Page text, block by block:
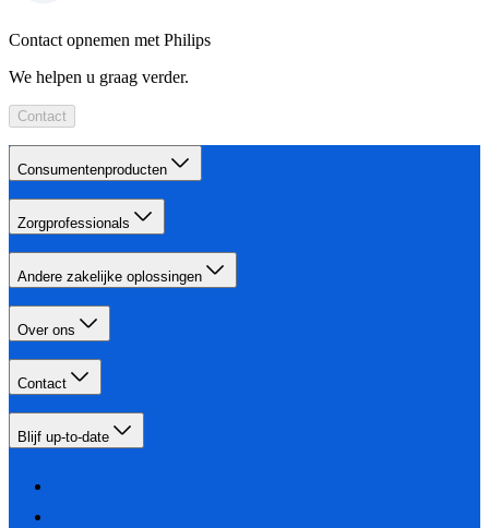
Contact opnemen met Philips
We helpen u graag verder.
Contact
Consumentenproducten
Zorgprofessionals
Andere zakelijke oplossingen
Over ons
Contact
Blijf up-to-date